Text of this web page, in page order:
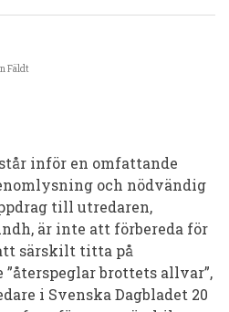
Fäldt
inför en omfattande
och nödvändig
till utredaren,
är inte att förbereda för
särskilt titta på
brottets allvar”,
i Svenska Dagbladet 20